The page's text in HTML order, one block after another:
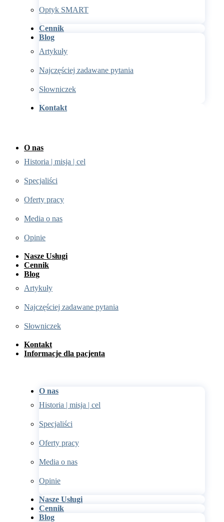
Optyk SMART
Cennik
Blog
Artykuły
Najczęściej zadawane pytania
Słowniczek
Kontakt
O nas
Historia | misja | cel
Specjaliści
Oferty pracy
Media o nas
Opinie
Nasze Usługi
Cennik
Blog
Artykuły
Najczęściej zadawane pytania
Słowniczek
Kontakt
Informacje dla pacjenta
O nas
Historia | misja | cel
Specjaliści
Oferty pracy
Media o nas
Opinie
Nasze Usługi
Cennik
Blog